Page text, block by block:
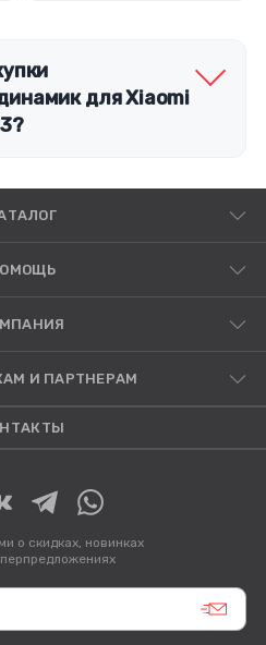
для Xiaomi
И ПАРТНЕРАМ
о скидках, новинках